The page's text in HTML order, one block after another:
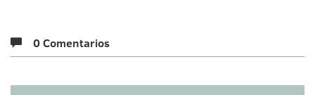
0 Comentarios